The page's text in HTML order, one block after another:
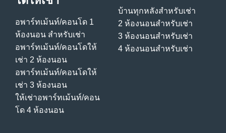
อพาร์ทเม้นท์/คอนโด 1
ห้องนอน สําหรับเช่า
อพาร์ทเม้นท์/คอนโดให้
เช่า 2 ห้องนอน
อพาร์ทเม้นท์/คอนโดให้
เช่า 3 ห้องนอน
ให้เช่าอพาร์ทเม้นท์/คอน
โด 4 ห้องนอน
บ้านทุกหลังสําหรับเช่า
2 ห้องนอนสําหรับเช่า
3 ห้องนอนสําหรับเช่า
4 ห้องนอนสําหรับเช่า